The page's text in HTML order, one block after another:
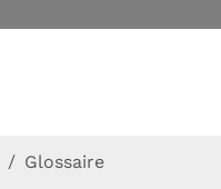
Glossaire